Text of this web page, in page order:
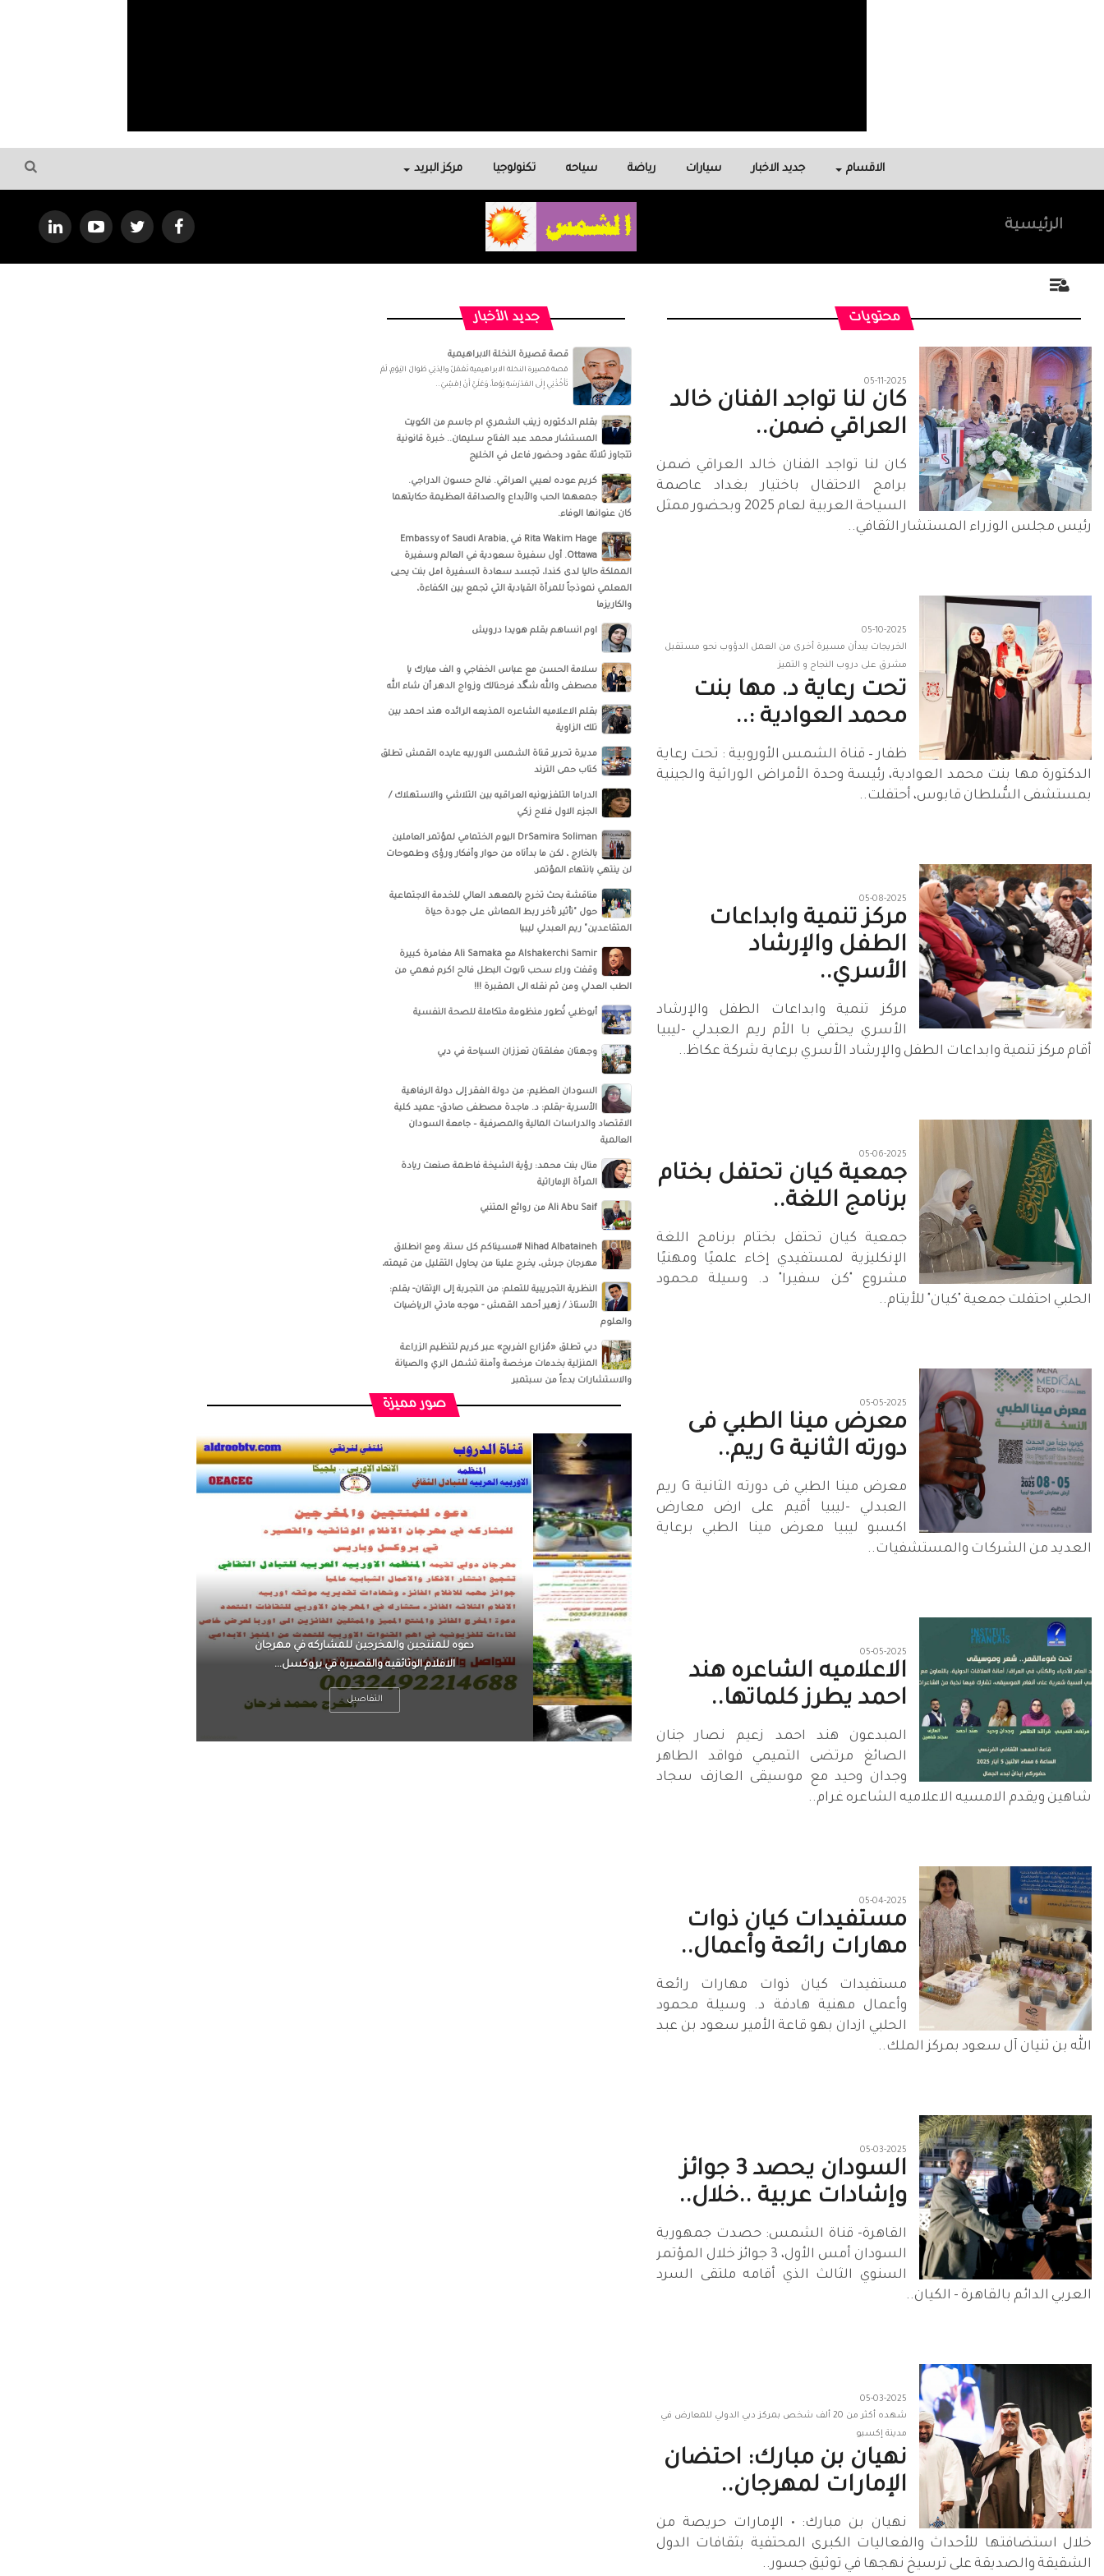
الاقسام جديد الاخبار سيارات رياضة سياحه تكنولوجيا مركز البريد
الرئيسية
محتويات
05-11-2025
كان لنا تواجد الفنان خالد
العراقي ضمن..
كان لنا تواجد الفنان خالد العراقي ضمن
برامج الاحتفال باختيار بغداد عاصمة
السياحة العربية لعام 2025 وبحضور ممثل
رئيس مجلس الوزراء المستشار الثقافي..
05-10-2025
الخريجات يبدأن مسيرة أخرى من العمل الدؤوب نحو مستقبل
مشرق على دروب النجاح و التميز
تحت رعاية د. مها بنت
محمد العوادية :..
ظفار – قناة الشمس الأوروبية : تحت رعاية
الدكتورة مها بنت محمد العوادية، رئيسة وحدة الأمراض الوراثية والجينية
بمستشفى السُّلطان قابوس، أحتفلت..
05-08-2025
مركز تنمية وابداعات
الطفل والإرشاد
الأسري..
مركز تنمية وابداعات الطفل والإرشاد
الأسري يحتفي با الأم ريم العبدلي -ليبيا
أقام مركز تنمية وابداعات الطفل والإرشاد الأسري برعاية شركة عكاظ..
05-06-2025
جمعية كيان تحتفل بختام
برنامج اللغة..
جمعية كيان تحتفل بختام برنامج اللغة
الإنكليزية لمستفيدي إخاء علميًا ومهنيًا
مشروع "كن سفيرا" د. وسيلة محمود
الحلبي احتفلت جمعية "كيان" للأيتام..
05-05-2025
معرض مينا الطبي فى
دورته الثانية G ريم..
معرض مينا الطبي فى دورته الثانية G ريم
العبدلي -ليبيا أقيم على ارض معارض
اكسبو ليبيا معرض مينا الطبي برعاية
العديد من الشركات والمستشفيات..
05-05-2025
الاعلاميه الشاعره هند
احمد يطرز كلماتها..
المبدعون هند احمد زعيم نصار جنان
الصائغ مرتضى التميمي فواقد الطاهر
وجدان وحيد مع موسيقى العازف سجاد
شاهين ويقدم الامسيه الاعلاميه الشاعره غرام..
05-04-2025
مستفيدات كيان ذوات
مهارات رائعة وأعمال..
مستفيدات كيان ذوات مهارات رائعة
وأعمال مهنية هادفة د. وسيلة محمود
الحلبي ازدان بهو قاعة الأمير سعود بن عبد
الله بن ثنيان آل سعود بمركز الملك..
05-03-2025
السودان يحصد 3 جوائز
وإشادات عربية ..خلال..
القاهرة- قناة الشمس: حصدت جمهورية
السودان أمس الأول، 3 جوائز خلال المؤتمر
السنوي الثالث الذي أقامه ملتقى السرد
العربي الدائم بالقاهرة - الكيان..
05-03-2025
شهده أكثر من 20 ألف شخص بمركز دبي الدولي للمعارض في
مدينة إكسبو
نهيان بن مبارك: احتضان
الإمارات لمهرجان..
نهيان بن مبارك: • الإمارات حريصة من
خلال استضافتها للأحداث والفعاليات الكبرى المحتفية بثقافات الدول
الشقيقة والصديقة على ترسيخ نهجها في توثيق جسور..
جديد الأخبار
قصة قصيرة النخلة الابراهيمية
قصة قصيرة النخلة الابراهيمية تَعْمَلُ والِدَتِي طَوالَ اليَوْمِ، لَمْ
تَأْخُذْنِي إِلَى المَدْرَسَةِ يَوْماً، وَعَلَيَّ أَنْ اِمْشِيَ..
بقلم الدكتوره زينب الشمري ام جاسم من الكويت
المستشار محمد عبد الفتاح سليمان.. خبرة قانونية
تتجاوز ثلاثة عقود وحضور فاعل في الخليج
كريم عوده لعيبي العراقي. فالح حسون الدراجي.
جمعهما الحب والأبداع والصداقة العظيمة حكايتهما
كان عنوانها الوفاء.
‏‎Rita Wakim Hage‎‏ في ‏‎Embassy of Saudi Arabia,
Ottawa‎‏. أول سفيرة سعودية في العالم وسفيرة
المملكة حاليا لدى كندا، تجسد سعادة السفيرة امل بنت يحيى
المعلمي نموذجاً للمرأة القيادية التي تجمع بين الكفاءة،
والكاريزما
اوم انساهم بقلم هويدا درويش
سلامة الحسن‏ مع ‏عباس الخفاجي‏ و‏ الف مبارك يا
مصطفى والله شگد فرحنالك وزواج الدهر أن شاء الله
بقلم الاعلاميه الشاعره المذيعه الرائده هند احمد بين
تلك الزاوية
مديرة تحرير قناة الشمس الاوربيه عايده القمش تطلق
كتاب حمى الترند
الدراما التلفزيونيه العراقيه بين التلاشي والاستهلاك /
الجزء الاول فلاح زكي
DrSamira Soliman اليوم الختمامي لمؤتمر العاملين
بالخارج ، لكن ما بدأناه من حوار وأفكار ورؤى وطموحات
لن ينتهي بانتهاء المؤتمر.
مناقشة بحث تخرج بالمعهد العالي للخدمة الاجتماعية
حول "تأثير تأخر ربط المعاش على جودة حياة
المتقاعدين" ريم العبدلي ليبيا
‏‎Alshakerchi Samir‎‏ مع ‏‎Ali Samaka‎‏ مغامرة كبيرة
وقفت وراء سحب تابوت البطل فالح اكرم فهمي من
الطب العدلي ومن ثم نقله الى المقبرة !!!
أبوظبي تُطور منظومة متكاملة للصحة النفسية
وجهتان مغلقتان تعززان السياحة في دبي
السودان العظيم: من دولة الفقر إلى دولة الرفاهية
الأسرية -بقلم: د. ماجدة مصطفى صادق- عميد كلية
الاقتصاد والدراسات المالية والمصرفية – جامعة السودان
العالمية
منال بنت محمد: رؤية الشيخة فاطمة صنعت ريادة
المرأة الإماراتية
Ali Abu Saif من روائع المتنبي
Nihad Albataineh #مسيناكم كل سنة، ومع انطلاق
مهرجان جرش، يخرج علينا من يحاول التقليل من قيمته،
النظرية التجريبية للتعلم: من التجربة إلى الإتقان- بقلم:
الأستاذ / زهير أحمد القمش - موجه مادتي الرياضيات
والعلوم
دبي تطلق «مُزارع الفريج» عبر كريم لتنظيم الزراعة
المنزلية بخدمات مرخصة وآمنة تشمل الري والصيانة
والاستشارات بدءاً من سبتمبر
صور مميزة
الرجل العظيم يكون مطمئناً ، يتحرر من القلق ،
بينما الرجل ضيق الأفق فعادة ما يكون متوتراً
التفاصيل